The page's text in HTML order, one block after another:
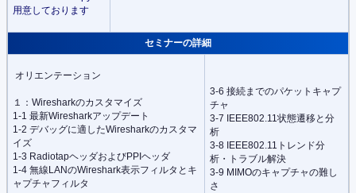
用意しております
セミナーの詳細
 オリエンテーション
１：Wiresharkのカスタマイズ
1-1 最新Wiresharkアップデート
1-2 デバッグに適したWiresharkのカスタマ
イズ
1-3 RadiotapヘッダおよびPPIヘッダ
1-4 無線LANのWireshark表示フィルタとキ
ャプチャフィルタ
3-6 接続までのパケットキャプ
チャ
3-7 IEEE802.11状態遷移と分
析
3-8 IEEE802.11トレンド分
析・トラブル解決
3-9 MIMOのキャプチャの難し
さ